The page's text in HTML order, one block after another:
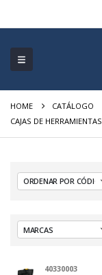
HOME CATÁLOGO
CAJAS DE HERRAMIENTAS
40330003